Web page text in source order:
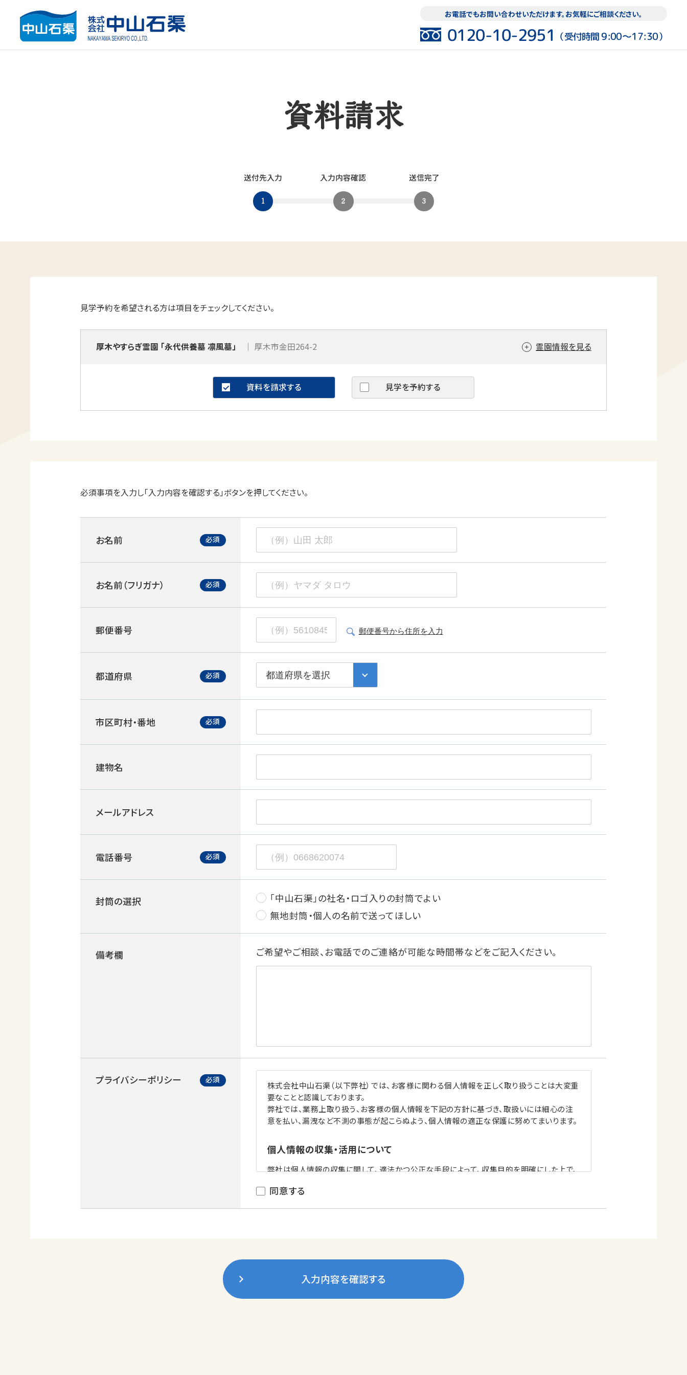
お電話でもお問い合わせいただけます。お気軽にご相談ください。
0120-10-2951 （受付時間9:00〜17:30）
資料請求
送付先入力
1
入力内容確認
2
送信完了
3
見学予約を希望される方は項目をチェックしてください。
厚木やすらぎ霊園 「永代供養墓 凛風墓」 厚木市金田264-2 霊園情報を見る
資料を請求する 見学を予約する
必須事項を入力し「入力内容を確認する」ボタンを押してください。
お名前
お名前（フリガナ）
郵便番号 郵便番号から住所を入力
都道府県
市区町村・番地
建物名
メールアドレス
電話番号
封筒の選択
「中山石渠」の社名・ロゴ入りの封筒でよい
無地封筒・個人の名前で送ってほしい
備考欄 ご希望やご相談、お電話でのご連絡が可能な時間帯などをご記入ください。
プライバシーポリシー
株式会社中山石渠（以下弊社）では、お客様に関わる個人情報を正しく取り扱うことは大変重
要なことと認識しております。
弊社では、業務上取り扱う、お客様の個人情報を下記の方針に基づき、取扱いには細心の注
意を払い、漏洩など不測の事態が起こらぬよう、個人情報の適正な保護に努めてまいります。
個人情報の収集・活用について
弊社は個人情報の収集に関して、適法かつ公正な手段によって、収集目的を明確にした上で、
きます。
墓地斡旋と墓石販売に関するご提案と名義継承手続き
管理代行業務にかかる情報登録・施設利用に関するお知らせ、及び永代使用許可証等各
同意する
入力内容を確認する